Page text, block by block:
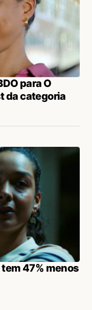
para O
da categoria
47% menos